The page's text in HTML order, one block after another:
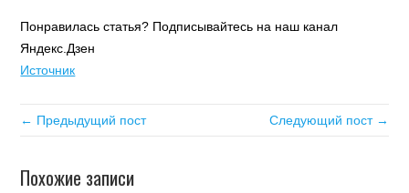
Понравилась статья? Подписывайтесь на наш канал
Яндекс.Дзен
Источник
← Предыдущий пост Следующий пост →
Похожие записи